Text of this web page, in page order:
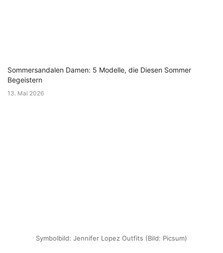
Sommersandalen Damen: 5 Modelle, die Diesen Sommer
Begeistern
13. Mai 2026
Symbolbild: Jennifer Lopez Outfits (Bild: Picsum)